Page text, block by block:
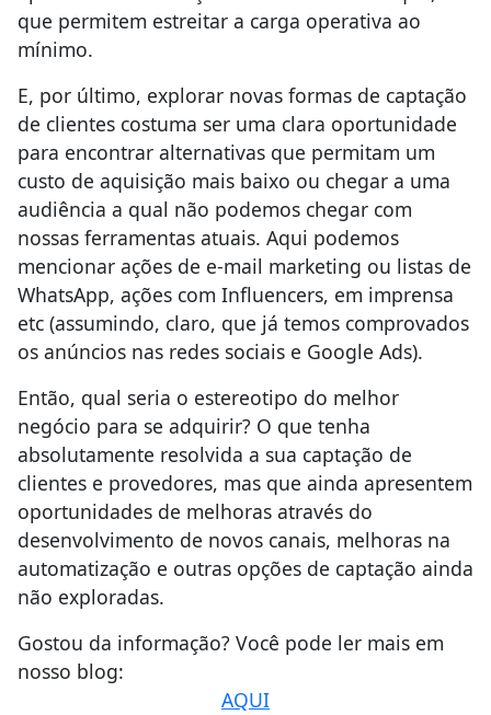
que permitem estreitar a carga operativa ao
mínimo.
E, por último, explorar novas formas de captação
de clientes costuma ser uma clara oportunidade
para encontrar alternativas que permitam um
custo de aquisição mais baixo ou chegar a uma
audiência a qual não podemos chegar com
nossas ferramentas atuais. Aqui podemos
mencionar ações de e-mail marketing ou listas de
WhatsApp, ações com Influencers, em imprensa
etc (assumindo, claro, que já temos comprovados
os anúncios nas redes sociais e Google Ads).
Então, qual seria o estereotipo do melhor
negócio para se adquirir? O que tenha
absolutamente resolvida a sua captação de
clientes e provedores, mas que ainda apresentem
oportunidades de melhoras através do
desenvolvimento de novos canais, melhoras na
automatização e outras opções de captação ainda
não exploradas.
Gostou da informação? Você pode ler mais em
nosso blog:
AQUI